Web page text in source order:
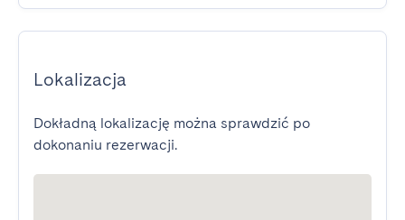
Lokalizacja
Dokładną lokalizację można sprawdzić po
dokonaniu rezerwacji.